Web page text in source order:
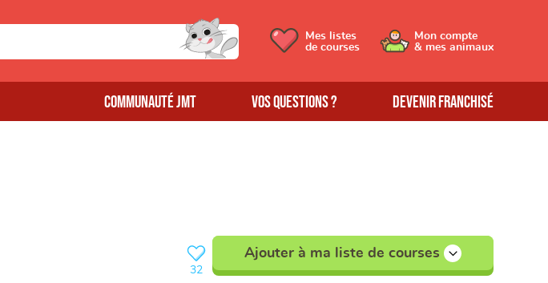
Communauté JMT Vos questions ? Devenir franchisé
Mes listes
de courses
Mon compte
& mes animaux
32
Ajouter à ma liste de courses